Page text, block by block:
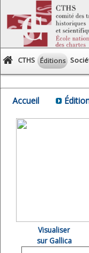
CTHS Éditions
Accueil
Visualiser
sur Gallica